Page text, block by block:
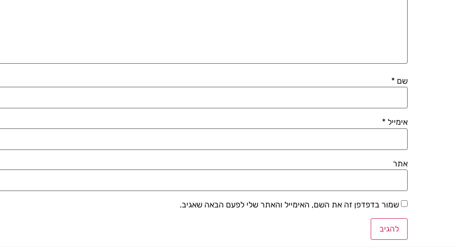
שם *
אימייל *
אתר
שמור בדפדפן זה את השם, האימייל והאתר שלי לפעם הבאה שאגיב.